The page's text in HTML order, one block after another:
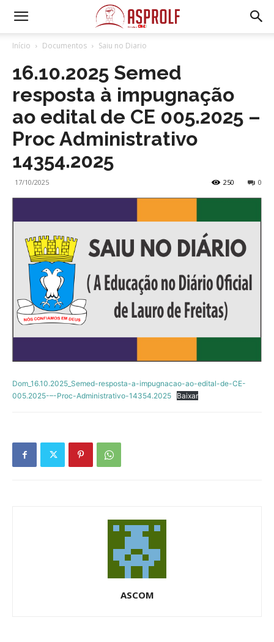
Início Documentos Saiu no Diario
16.10.2025 Semed
resposta à impugnação
ao edital de CE 005.2025 –
Proc Administrativo
14354.2025
17/10/2025 0
250
Dom_16.10.2025_Semed-resposta-a-impugnacao-ao-edital-de-CE-
005.2025-–-Proc-Administrativo-14354.2025
Baixar
ASCOM